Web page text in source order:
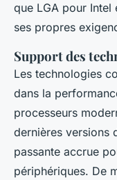
que LGA pour Intel
ses propres
Support des
Les technologies
dans la
processeurs
dernières versions
passante accrue
périphériques. De